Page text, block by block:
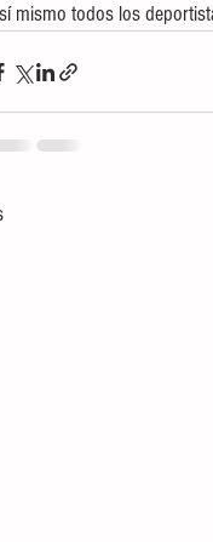
mismo todos los